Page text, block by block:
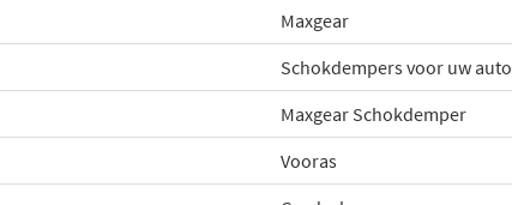
Maxgear
Schokdempers voor uw auto
Maxgear Schokdemper
Vooras